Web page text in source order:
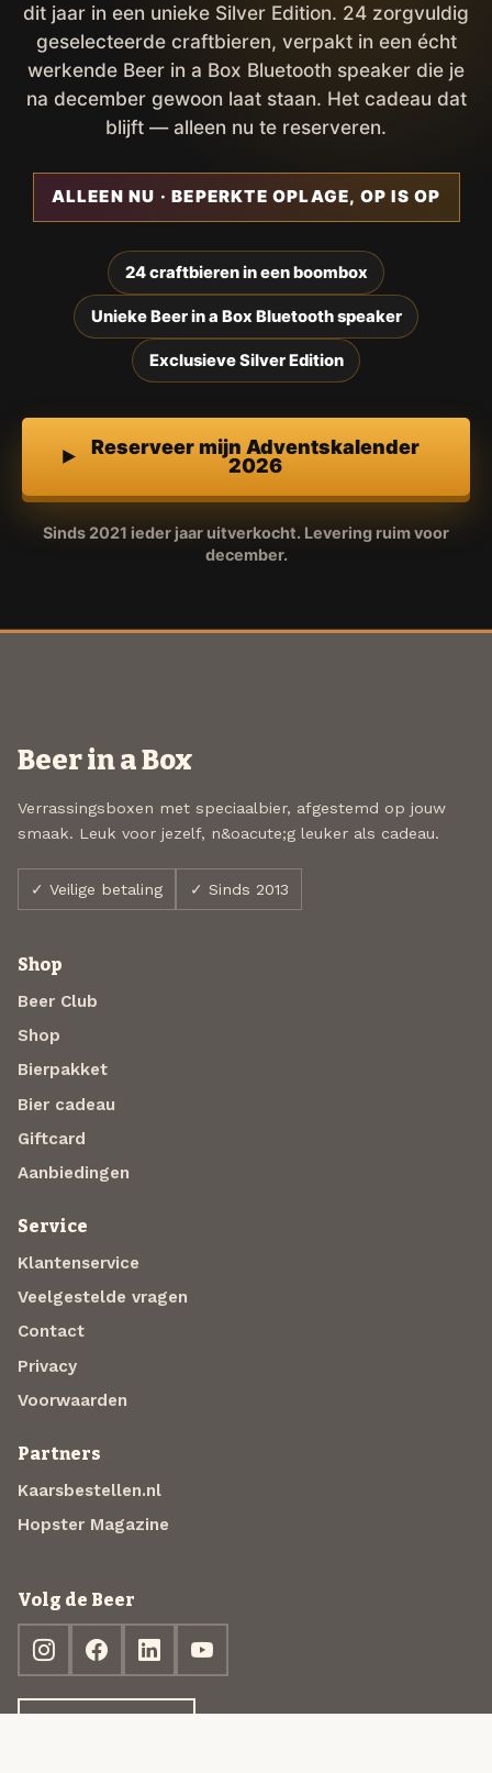
dit jaar in een unieke Silver Edition. 24 zorgvuldig
geselecteerde craftbieren, verpakt in een écht
werkende Beer in a Box Bluetooth speaker die je
na december gewoon laat staan. Het cadeau dat
blijft — alleen nu te reserveren.
ALLEEN NU · BEPERKTE OPLAGE, OP IS OP
24 craftbieren in een boombox
Unieke Beer in a Box Bluetooth speaker
Exclusieve Silver Edition
Reserveer mijn Adventskalender
2026
Sinds 2021 ieder jaar uitverkocht. Levering ruim voor
december.
Beer in a Box
Verrassingsboxen met speciaalbier, afgestemd op jouw
smaak. Leuk voor jezelf, n&oacute;g leuker als cadeau.
✓ Veilige betaling ✓ Sinds 2013
Shop
Beer Club
Shop
Bierpakket
Bier cadeau
Giftcard
Aanbiedingen
Service
Klantenservice
Veelgestelde vragen
Contact
Privacy
Voorwaarden
Partners
Kaarsbestellen.nl
Hopster Magazine
Volg de Beer